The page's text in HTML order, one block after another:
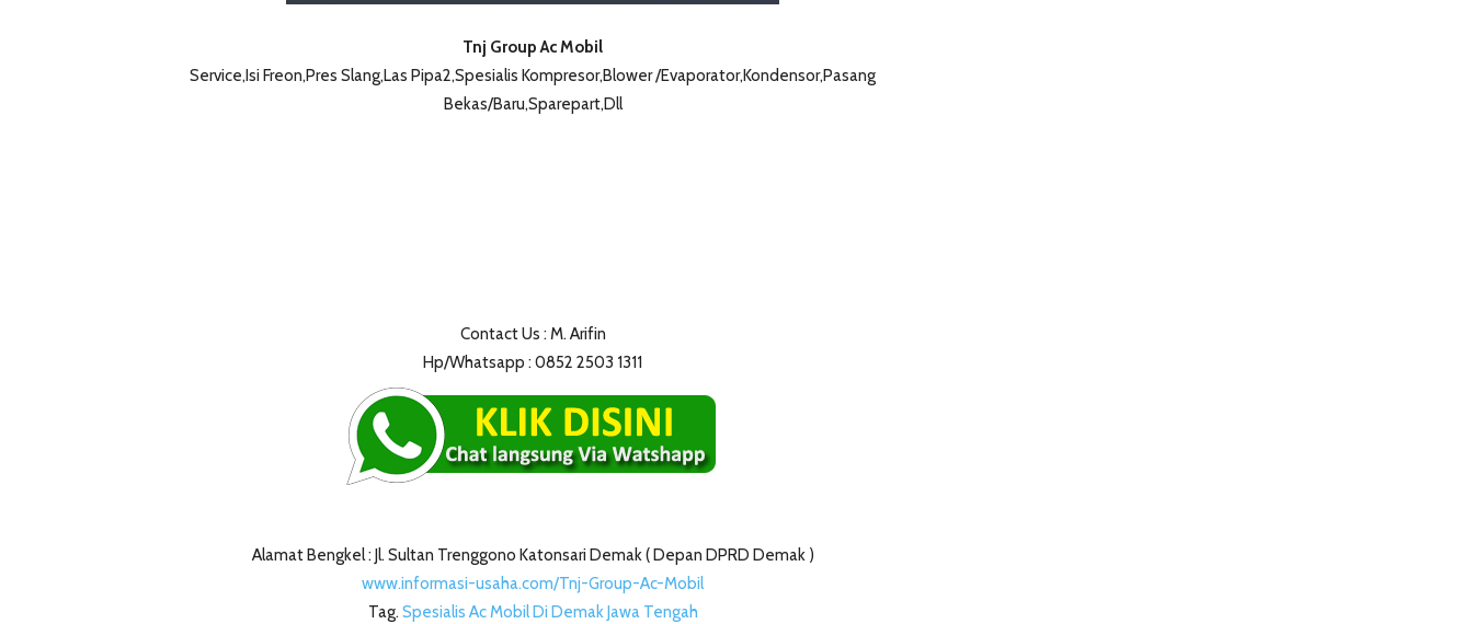
Tnj Group Ac Mobil
Service,Isi Freon,Pres Slang,Las Pipa2,Spesialis Kompresor,Blower /Evaporator,Kondensor,Pasang
Bekas/Baru,Sparepart,Dll
Contact Us : M. Arifin
Hp/Whatsapp : 0852 2503 1311
Alamat Bengkel : Jl. Sultan Trenggono Katonsari Demak ( Depan DPRD Demak )
www.informasi-usaha.com/Tnj-Group-Ac-Mobil
Tag. Spesialis Ac Mobil Di Demak Jawa Tengah